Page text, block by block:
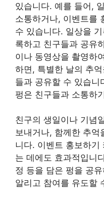
있습니다. 예를 들어,
소통하거나, 이벤트를
수 있습니다. 일상을
록하고 친구들과 공유
이나 동영상을 촬영하
하면, 특별한 날의 추
들과 공유할 수 있습니
펑은 친구들과 소통하
친구의 생일이나 기념
보내거나, 함께한 추억
니다. 이벤트 홍보하기
는 데에도 효과적입니
정 등을 담은 펑을 공
알리고 참여를 유도할